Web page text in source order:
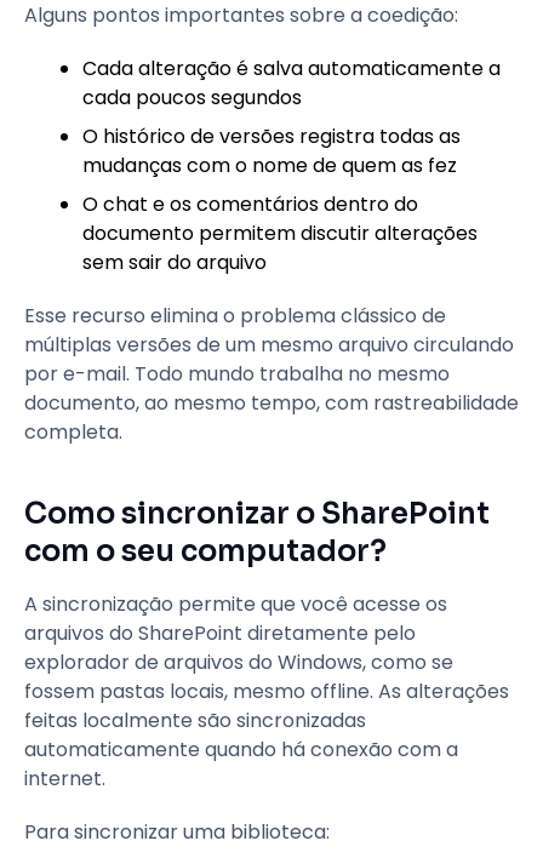
Alguns pontos importantes sobre a coedição:
Cada alteração é salva automaticamente a
cada poucos segundos
O histórico de versões registra todas as
mudanças com o nome de quem as fez
O chat e os comentários dentro do
documento permitem discutir alterações
sem sair do arquivo
Esse recurso elimina o problema clássico de
múltiplas versões de um mesmo arquivo circulando
por e-mail. Todo mundo trabalha no mesmo
documento, ao mesmo tempo, com rastreabilidade
completa.
Como sincronizar o SharePoint
com o seu computador?
A sincronização permite que você acesse os
arquivos do SharePoint diretamente pelo
explorador de arquivos do Windows, como se
fossem pastas locais, mesmo offline. As alterações
feitas localmente são sincronizadas
automaticamente quando há conexão com a
internet.
Para sincronizar uma biblioteca: